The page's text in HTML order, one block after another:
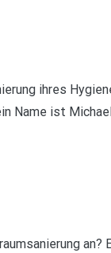
ihres
Name ist
an?